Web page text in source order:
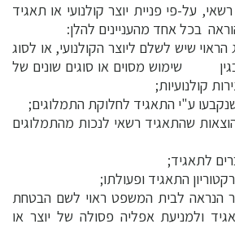
על-פי פניית יוצר קולנועי או תאגיד
בכל אחד מהעניינים להלן:
שיש לשלם ליוצר הקולנועי, או לסוג
בגין שימוש מסוים או סוגים שונים של
קולנועיות;
שהתאגיד רשאי לנכות מהתמלוגים
לבית המשפט ראוי לשם הבטחת
ולמניעת אפליה פסולה של יוצר או